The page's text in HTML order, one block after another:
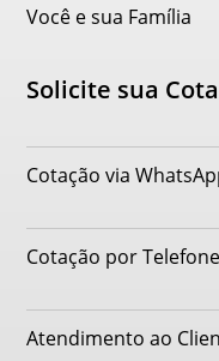
Você e sua Família
Solicite sua
Cotação via
Cotação por Telefone
Atendimento ao